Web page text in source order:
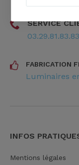
SERVICE
03.29.81.83.83
FABRICATION
Luminaires
INFOS
Mentions légales